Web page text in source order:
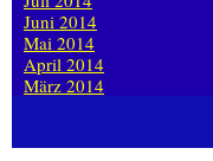
Juni 2014
Mai 2014
April 2014
März 2014